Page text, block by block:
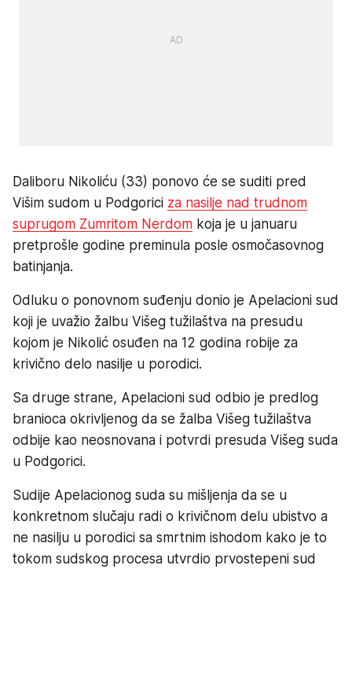
Daliboru Nikoliću (33) ponovo će se suditi pred
Višim sudom u Podgorici za nasilje nad trudnom
suprugom Zumritom Nerdom koja je u januaru
pretprošle godine preminula posle osmočasovnog
batinjanja.
Odluku o ponovnom suđenju donio je Apelacioni sud
koji je uvažio žalbu Višeg tužilaštva na presudu
kojom je Nikolić osuđen na 12 godina robije za
krivično delo nasilje u porodici.
Sa druge strane, Apelacioni sud odbio je predlog
branioca okrivljenog da se žalba Višeg tužilaštva
odbije kao neosnovana i potvrdi presuda Višeg suda
u Podgorici.
Sudije Apelacionog suda su mišljenja da se u
konkretnom slučaju radi o krivičnom delu ubistvo a
ne nasilju u porodici sa smrtnim ishodom kako je to
tokom sudskog procesa utvrdio prvostepeni sud